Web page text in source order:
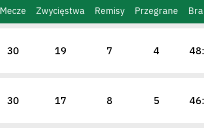
Mecze Zwycięstwa Remisy Przegrane
30 19 7 4
30 17 8 5